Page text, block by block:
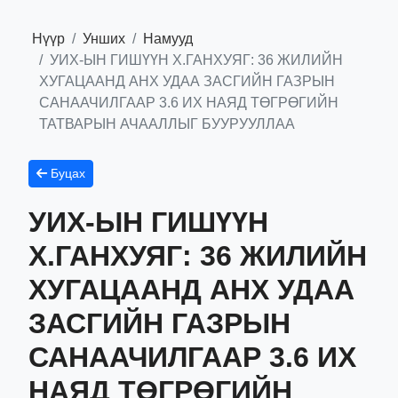
Нүүр Унших
Намууд
УИХ-ЫН ГИШҮҮН Х.ГАНХУЯГ: 36 ЖИЛИЙН
ХУГАЦААНД АНХ УДАА ЗАСГИЙН ГАЗРЫН
САНААЧИЛГААР 3.6 ИХ НАЯД ТӨГРӨГИЙН
ТАТВАРЫН АЧААЛЛЫГ БУУРУУЛЛАА
Буцах
УИХ-ЫН ГИШҮҮН
Х.ГАНХУЯГ: 36 ЖИЛИЙН
ХУГАЦААНД АНХ УДАА
ЗАСГИЙН ГАЗРЫН
САНААЧИЛГААР 3.6 ИХ
НАЯД ТӨГРӨГИЙН